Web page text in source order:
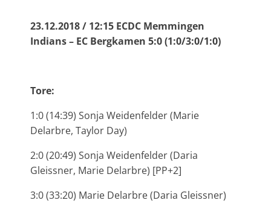
23.12.2018 / 12:15 ECDC Memmingen
Indians – EC Bergkamen 5:0 (1:0/3:0/1:0)
Tore:
1:0 (14:39) Sonja Weidenfelder (Marie
Delarbre, Taylor Day)
2:0 (20:49) Sonja Weidenfelder (Daria
Gleissner, Marie Delarbre) [PP+2]
3:0 (33:20) Marie Delarbre (Daria Gleissner)